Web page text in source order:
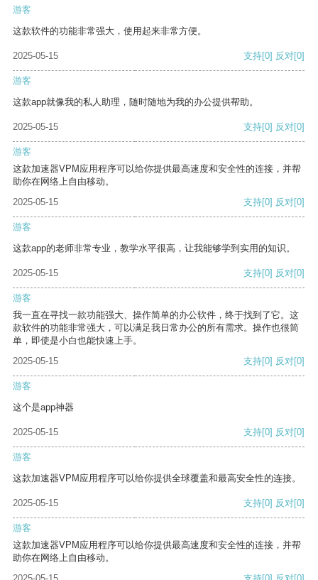
游客
这款软件的功能非常强大，使用起来非常方便。
2025-05-15 支持[0] 反对[0]
游客
这款app就像我的私人助理，随时随地为我的办公提供帮助。
2025-05-15 支持[0] 反对[0]
游客
这款加速器VPM应用程序可以给你提供最高速度和安全性的连接，并帮
助你在网络上自由移动。
2025-05-15
支持[0] 反对[0]
游客
这款app的老师非常专业，教学水平很高，让我能够学到实用的知识。
2025-05-15 支持[0] 反对[0]
游客
我一直在寻找一款功能强大、操作简单的办公软件，终于找到了它。这
款软件的功能非常强大，可以满足我日常办公的所有需求。操作也很简
单，即使是小白也能快速上手。
2025-05-15
支持[0] 反对[0]
游客
这个是app神器
2025-05-15 支持[0] 反对[0]
游客
这款加速器VPM应用程序可以给你提供全球覆盖和最高安全性的连接。
2025-05-15 支持[0] 反对[0]
游客
这款加速器VPM应用程序可以给你提供最高速度和安全性的连接，并帮
助你在网络上自由移动。